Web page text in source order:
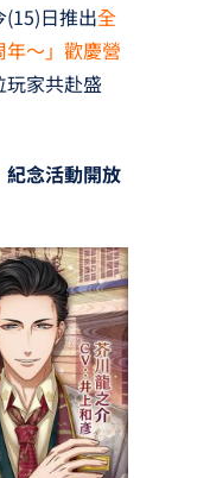
(15)日推出全
～」歡慶營
玩家共赴盛
紀念活動開放